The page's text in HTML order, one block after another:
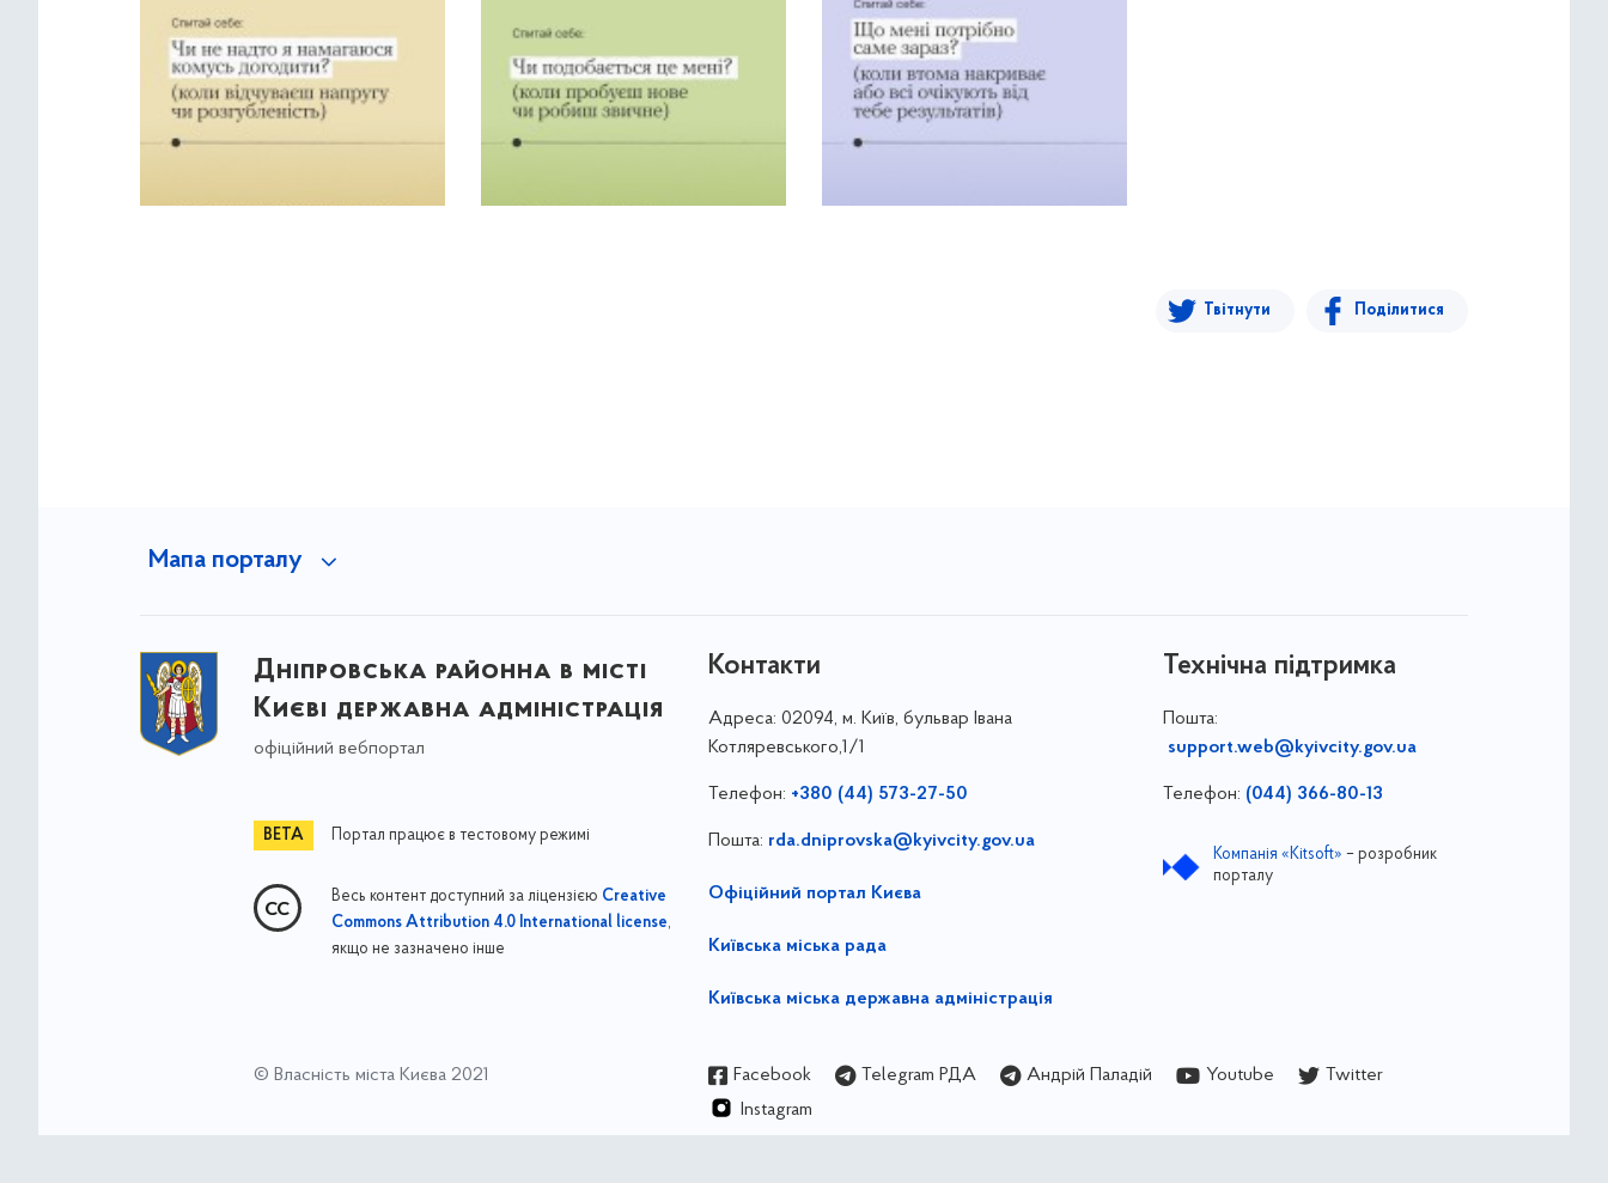
Твітнути Поділитися
Мапа порталу
Дніпровська районна в місті
Києві державна адміністрація
офіційний вебпортал
Портал працює в тестовому режимі
Весь контент доступний за ліцензією Creative
Commons Attribution 4.0 International license,
якщо не зазначено інше
Контакти
Адреса: 02094, м. Київ, бульвар Івана
Котляревського,1/1
Телефон: +380 (44) 573-27-50
Пошта: rda.dniprovska@kyivcity.gov.ua
Офіційний портал Києва
Київська міська рада
Київська міська державна адміністрація
Технічна підтримка
Пошта:
support.web@kyivcity.gov.ua
Телефон: (044) 366-80-13
Компанія «Kitsoft» – розробник
порталу
© Власність міста Києва 2021 Facebook Telegram РДА Андрій Паладій Youtube
Twitter
Instagram